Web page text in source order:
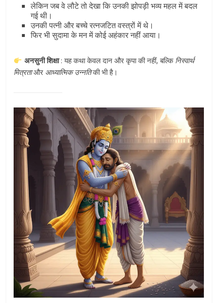
लेकिन जब वे लौटे तो देखा कि उनकी झोपड़ी भव्य महल में बदल
गई थी।
उनकी पत्नी और बच्चे रत्नजटित वस्त्रों में थे।
फिर भी सुदामा के मन में कोई अहंकार नहीं आया।
अनसुनी शिक्षा: यह कथा केवल दान और कृपा की नहीं, बल्कि निस्वार्थ
मित्रताऔर आध्यात्मिक उन्नतिकी भी है।